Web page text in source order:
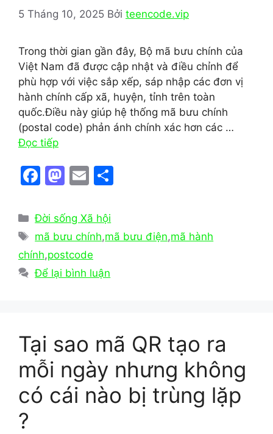
5 Tháng 10, 2025 Bởi teencode.vip
Trong thời gian gần đây, Bộ mã bưu chính của
Việt Nam đã được cập nhật và điều chỉnh để
phù hợp với việc sắp xếp, sáp nhập các đơn vị
hành chính cấp xã, huyện, tỉnh trên toàn
quốc.Điều này giúp hệ thống mã bưu chính
(postal code) phản ánh chính xác hơn các …
Đọc tiếp
F
c
e
b
o
M
st
o
d
o
E
ai
l
e
Danh
mục
Đời sống Xã hội
Thẻ
mã bưu chính,mã bưu điện,mã hành
chính,postcode
Để lại bình luận
Tại sao mã QR tạo ra
mỗi ngày nhưng không
có cái nào bị trùng lặp
?